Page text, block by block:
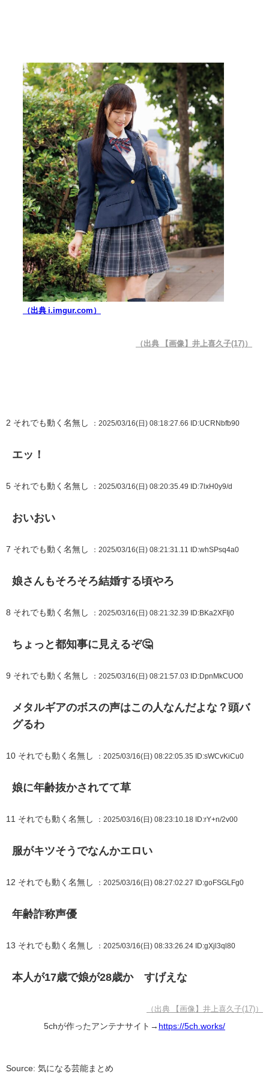
（出典 i.imgur.com）
（出典 【画像】井上喜久子(17)）
2 それでも動く名無し ：2025/03/16(日) 08:18:27.66 ID:UCRNbfb90
エッ！
5 それでも動く名無し ：2025/03/16(日) 08:20:35.49 ID:7lxH0y9/d
おいおい
7 それでも動く名無し ：2025/03/16(日) 08:21:31.11 ID:whSPsq4a0
娘さんもそろそろ結婚する頃やろ
8 それでも動く名無し ：2025/03/16(日) 08:21:32.39 ID:BKa2XFIj0
ちょっと都知事に見えるぞ🤔
9 それでも動く名無し ：2025/03/16(日) 08:21:57.03 ID:DpnMkCUO0
メタルギアのボスの声はこの人なんだよな？頭バ
グるわ
10 それでも動く名無し ：2025/03/16(日) 08:22:05.35 ID:sWCvKiCu0
娘に年齢抜かされてて草
11 それでも動く名無し ：2025/03/16(日) 08:23:10.18 ID:rY+n/2v00
服がキツそうでなんかエロい
12 それでも動く名無し ：2025/03/16(日) 08:27:02.27 ID:goFSGLFg0
年齢詐称声優
13 それでも動く名無し ：2025/03/16(日) 08:33:26.24 ID:gXjl3ql80
本人が17歳で娘が28歳か すげえな
（出典 【画像】井上喜久子(17)）
5chが作ったアンテナサイト→ https://5ch.works/
Source: 気になる芸能まとめ